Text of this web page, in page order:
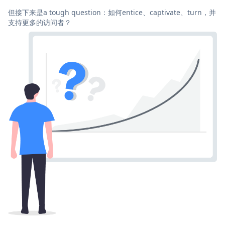
但接下来是a tough question：如何entice、captivate、turn，并
支持更多的访问者？